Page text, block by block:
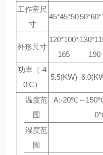
工作室尺
寸
45*45*50
外形尺寸
120*100*
165
190
功率（-4
0℃）
5.5(KW)
温度范
围
A:-20℃～
湿度范
围